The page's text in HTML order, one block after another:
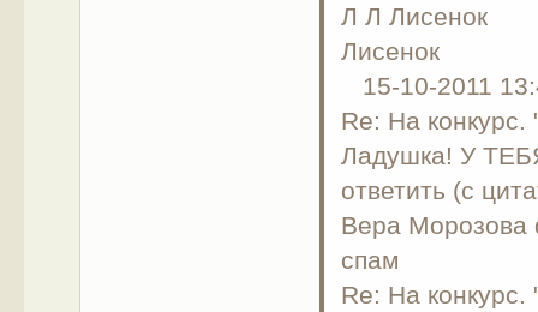
Л Л Лисенок
Лисенок
15-10-2011
Re: На
Ладушка! У
ответить (с
Вера
спам
Re: На